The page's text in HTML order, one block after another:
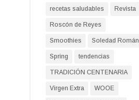
recetas saludables Revista
Roscón de Reyes
Smoothies Soledad Román
Spring tendencias
TRADICIÓN CENTENARIA
Virgen Extra WOOE